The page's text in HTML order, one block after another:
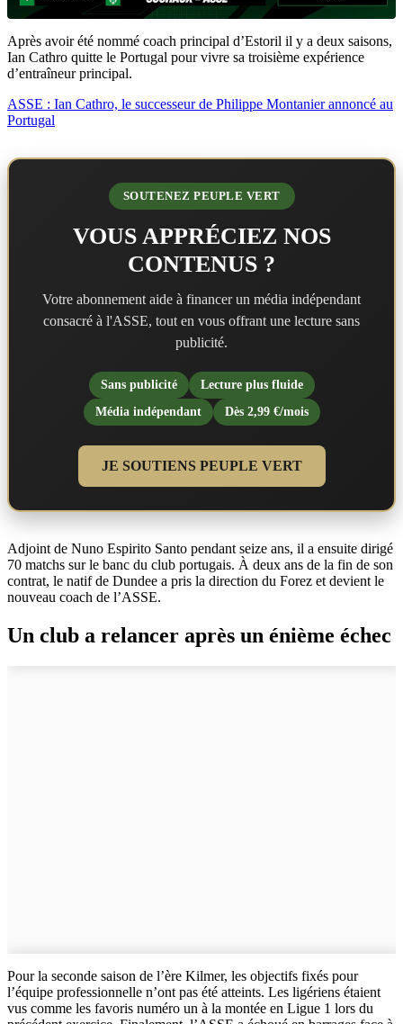
Après avoir été nommé coach principal d’Estoril il y a deux saisons,
Ian Cathro quitte le Portugal pour vivre sa troisième expérience
d’entraîneur principal.
ASSE : Ian Cathro, le successeur de Philippe Montanier annoncé au
Portugal
SOUTENEZ PEUPLE VERT
VOUS APPRÉCIEZ NOS
CONTENUS ?
Votre abonnement aide à financer un média indépendant
consacré à l'ASSE, tout en vous offrant une lecture sans
publicité.
Sans publicité
Lecture plus fluide
Média indépendant
Dès 2,99 €/mois
JE SOUTIENS PEUPLE VERT
Adjoint de Nuno Espirito Santo pendant seize ans, il a ensuite dirigé
70 matchs sur le banc du club portugais. À deux ans de la fin de son
contrat, le natif de Dundee a pris la direction du Forez et devient le
nouveau coach de l’ASSE.
Un club a relancer après un énième échec
Pour la seconde saison de l’ère Kilmer, les objectifs fixés pour
l’équipe professionnelle n’ont pas été atteints. Les ligériens étaient
vus comme les favoris numéro un à la montée en Ligue 1 lors du